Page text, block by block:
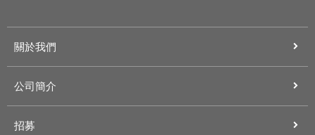
關於我們
公司簡介
招募